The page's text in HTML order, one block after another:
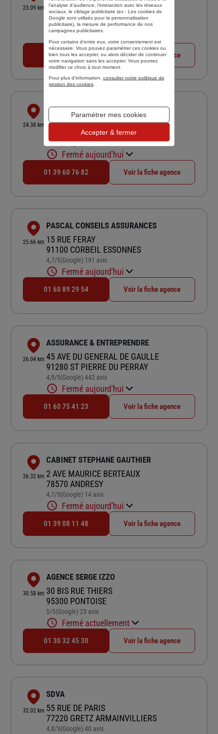
23.09 km
131 CHAUSSEE JULES CESAR
95250 BEAUCHAMP
4,9/5Note de 4.9 sur 5
(Google) 178 avis
01 39 60 74 93 Voir la fiche agence
24.38 km
CABINET SAINT MARTIN
16 AVENUE DE LA GARE
95150 TAVERNY
4,9/5Note de 4.9 sur 5
(Google) 85 avis
Fermé aujourd'hui
01 39 60 76 82 Voir la fiche agence
25.66 km
PASCAL CONSEILS ASSURANCES
15 RUE FERAY
91100 CORBEIL ESSONNES
4,7/5Note de 4.7 sur 5
(Google) 191 avis
Fermé aujourd'hui
01 60 89 29 54 Voir la fiche agence
26.04 km
ASSURANCE & ENTREPRENDRE
45 AVE DU GENERAL DE GAULLE
91280 ST PIERRE DU PERRAY
4,9/5Note de 4.9 sur 5
(Google) 442 avis
Fermé aujourd'hui
01 60 75 41 23 Voir la fiche agence
26.32 km
CABINET STEPHANE GAUTHIER
2 AVE MAURICE BERTEAUX
78570 ANDRESY
4,7/5Note de 4.7 sur 5
(Google) 14 avis
Fermé aujourd'hui
01 39 08 11 48 Voir la fiche agence
30.58 km
AGENCE SERGE IZZO
30 BIS RUE THIERS
95300 PONTOISE
5/5Note de 5 sur 5
(Google) 23 avis
Fermé actuellement
01 30 32 45 30 Voir la fiche agence
32.02 km
SDVA
55 RUE DE PARIS
77220 GRETZ ARMAINVILLIERS
4,8/5Note de 4.8 sur 5
(Google) 40 avis
l’analyse d’audience, l’interaction avec les réseaux
sociaux, le ciblage publicitaire (ex : Les cookies de
Google sont utilisés pour la personnalisation
publicitaire), la mesure de performance de nos
campagnes publicitaires.
Pour certains d’entre eux, votre consentement est
nécessaire. Vous pouvez paramétrer ces cookies ou
bien tous les accepter, ou alors décider de continuer
votre navigation sans les accepter. Vous pourrez
modifier ce choix à tout moment.
Pour plus d’information, consulter notre politique de
gestion des cookies.
Paramétrer mes cookies
Accepter & fermer